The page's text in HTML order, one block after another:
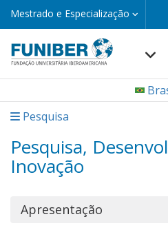
Pular
conteúdo
principal
Mestrado e Especialização
Mestrado
e
Navegación
Pesquisa
Pesquisa,
Inovação
Apresentação